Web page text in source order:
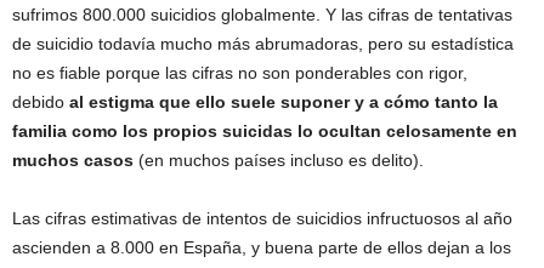
sufrimos 800.000 suicidios globalmente. Y las cifras de tentativas
de suicidio todavía mucho más abrumadoras, pero su estadística
no es fiable porque las cifras no son ponderables con rigor,
debido al estigma que ello suele suponer y a cómo tanto la
familia como los propios suicidas lo ocultan celosamente en
muchos casos (en muchos países incluso es delito).
Las cifras estimativas de intentos de suicidios infructuosos al año
ascienden a 8.000 en España, y buena parte de ellos dejan a los